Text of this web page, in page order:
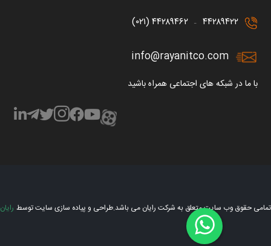
۴۴۲۸۹۴۲۲ – ۴۴۲۸۹۴۶۲ (۰۲۱)
info@rayanitco.com
با ما در شبکه های اجتماعی همراه باشید
تمامی حقوق وب سایت متعلق به شرکت رایان می باشد.طراحی و پیاده سازی سایت توسط رایان